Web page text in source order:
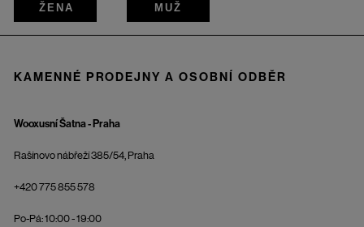
ŽENA MUŽ
KAMENNÉ PRODEJNY A OSOBNÍ ODBĚR
Wooxusní Šatna - Praha
Rašínovo nábřeží 385/54, Praha
+420 775 855 578
Po-Pá: 10:00 - 19:00